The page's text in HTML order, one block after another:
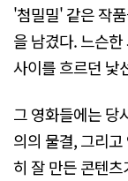
'첨밀밀' 같은 작
을 남겼다. 느슨
사이를 흐르던 낯
그 영화들에는 당
의의 물결, 그리
히 잘 만든 콘텐